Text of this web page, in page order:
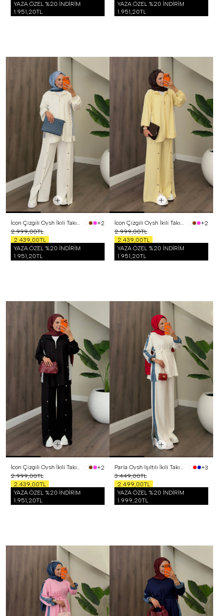
YAZA ÖZEL %20 İNDİRİM
1.951,20TL
YAZA ÖZEL %20 İNDİRİM
1.951,20TL
İcon Çizgili Oysh İkili Takım Beyaz
+2
2.999,00TL
2.439,00TL
YAZA ÖZEL %20 İNDİRİM
1.951,20TL
İcon Çizgili Oysh İkili Takım Sarı
+2
2.999,00TL
2.439,00TL
YAZA ÖZEL %20 İNDİRİM
1.951,20TL
İcon Çizgili Oysh İkili Takım Siyah
+2
2.999,00TL
2.439,00TL
YAZA ÖZEL %20 İNDİRİM
1.951,20TL
Parla Oysh Işıltılı İkili Takım Beyaz
+3
3.449,00TL
2.499,00TL
YAZA ÖZEL %20 İNDİRİM
1.999,20TL